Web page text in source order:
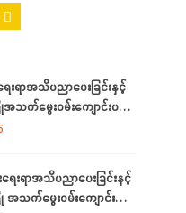
ေးရာအသိပညာပေးခြင်းနှင့်
အသက်မွေးဝမ်းကျောင်းပညာ
န်းစစ်စီမံခြင်းအစီအစဉ်
ေးရာအသိပညာပေးခြင်းနှင့်
အသက်မွေးဝမ်းကျောင်း